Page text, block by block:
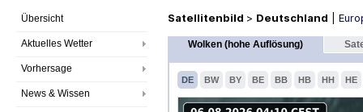
Übersicht
Aktuelles Wetter
Vorhersage
News & Wissen
Satellitenbild > Deutschland
Wolken (hohe Auflösung)
DE BW BY BE BB HB HH HE